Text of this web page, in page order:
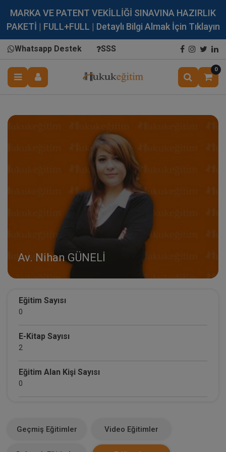
MARKA VE PATENT VEKİLLİĞİ SINAVINA HAZIRLIK
PAKETİ | FULL+FULL | Detaylı Bilgi Almak İçin Tıklayın
Whatsapp Destek SSS
0
Av. Nihan GÜNELİ
Eğitim Sayısı
0
E-Kitap Sayısı
2
Eğitim Alan Kişi Sayısı
0
Geçmiş Eğitimler Video Eğitimler